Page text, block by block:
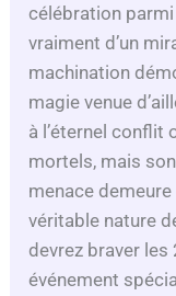
célébration
vraiment d’un
machination
magie venue
à l’éternel conflit
mortels, mais
menace
véritable nature
devrez braver les
événement